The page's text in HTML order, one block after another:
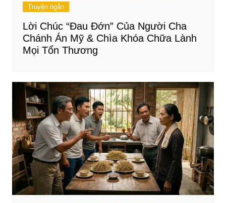
Truyện ngắn
Lời Chúc “Đau Đớn” Của Người Cha
Chánh Án Mỹ & Chìa Khóa Chữa Lành
Mọi Tổn Thương